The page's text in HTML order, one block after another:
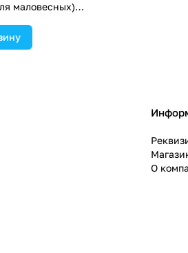
маловесных)
О